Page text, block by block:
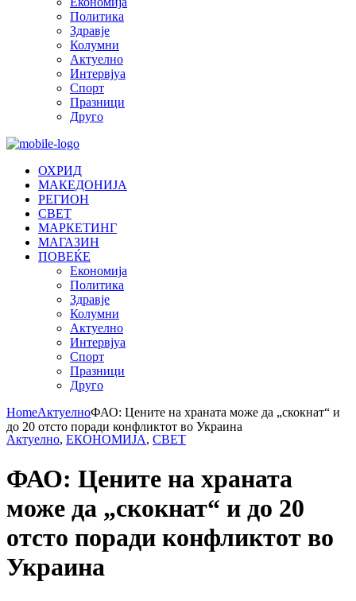
Политика
Здравје
Колумни
Актуелно
Интервјуа
Спорт
Празници
Друго
ОХРИД
МАКЕДОНИЈА
РЕГИОН
СВЕТ
МАРКЕТИНГ
МАГАЗИН
ПОВЕЌЕ
Економија
Политика
Здравје
Колумни
Актуелно
Интервјуа
Спорт
Празници
Друго
HomeАктуелноФАО: Цените на храната може да „скокнат“ и
до 20 отсто поради конфликтот во Украина
Актуелно, ЕКОНОМИЈА, СВЕТ
ФАО: Цените на храната
може да „скокнат“ и до 20
отсто поради конфликтот во
Украина